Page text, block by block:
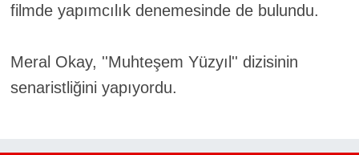
filmde yapımcılık denemesinde de bulundu.
Meral Okay, ''Muhteşem Yüzyıl'' dizisinin
senaristliğini yapıyordu.